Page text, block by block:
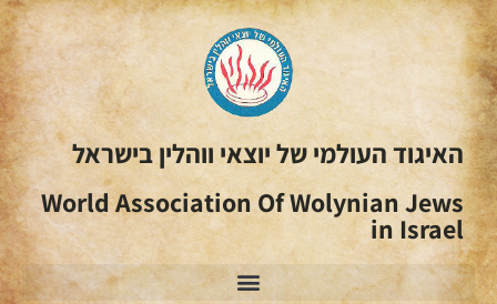
האיגוד העולמי של יוצאי ווהלין בישראל
World Association Of Wolynian Jews
in Israel